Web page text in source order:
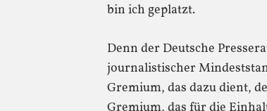
bin ich geplatzt.
Denn der Deutsche
journalistischer
Gremium, das dazu dient,